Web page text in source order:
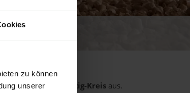
zu können
unserer
LandkreisMain-Kinzig-Kreis aus.